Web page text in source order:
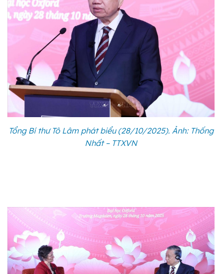
Tổng Bí thư Tô Lâm phát biểu (28/10/2025). Ảnh: Thống
Nhất – TTXVN